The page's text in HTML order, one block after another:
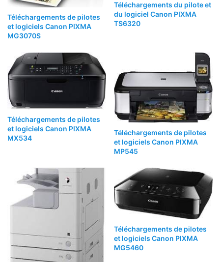
Téléchargements de pilotes
et logiciels Canon PIXMA
MG3070S
Téléchargements du pilote et
du logiciel Canon PIXMA
TS6320
Téléchargements de pilotes
et logiciels Canon PIXMA
MX534
Téléchargements de pilotes
et logiciels Canon PIXMA
MP545
Téléchargements de pilotes
et logiciels Canon PIXMA
MG5460